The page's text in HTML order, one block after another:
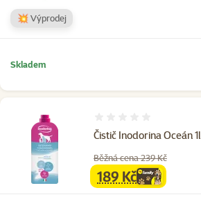
💥 Výprodej
Skladem
Čistič Inodorina Oceán 1l
Běžná cena 239 Kč
familycena
189 Kč